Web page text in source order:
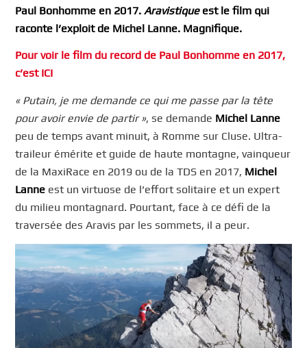
Paul Bonhomme en 2017.Aravistiqueest le film qui
raconte l’exploit de Michel Lanne. Magnifique.
Pour voir le film du record de Paul Bonhomme en 2017,
c’est ICI
« Putain, je me demande ce qui me passe par la tête
pour avoir envie de partir », se demande Michel Lanne
peu de temps avant minuit, à Romme sur Cluse. Ultra-
traileur émérite et guide de haute montagne, vainqueur
de la MaxiRace en 2019 ou de la TDS en 2017, Michel
Lanne est un virtuose de l’effort solitaire et un expert
du milieu montagnard. Pourtant, face à ce défi de la
traversée des Aravis par les sommets, il a peur.